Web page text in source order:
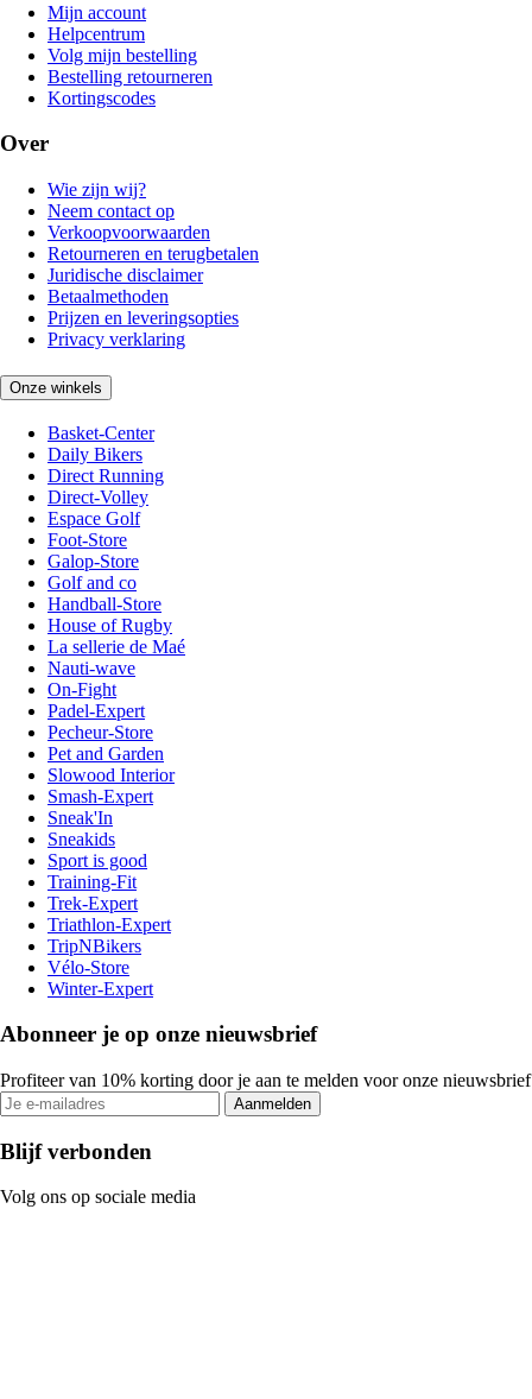
Mijn account
Helpcentrum
Volg mijn bestelling
Bestelling retourneren
Kortingscodes
Over
Wie zijn wij?
Neem contact op
Verkoopvoorwaarden
Retourneren en terugbetalen
Juridische disclaimer
Betaalmethoden
Prijzen en leveringsopties
Privacy verklaring
Onze winkels
Basket-Center
Daily Bikers
Direct Running
Direct-Volley
Espace Golf
Foot-Store
Galop-Store
Golf and co
Handball-Store
House of Rugby
La sellerie de Maé
Nauti-wave
On-Fight
Padel-Expert
Pecheur-Store
Pet and Garden
Slowood Interior
Smash-Expert
Sneak'In
Sneakids
Sport is good
Training-Fit
Trek-Expert
Triathlon-Expert
TripNBikers
Vélo-Store
Winter-Expert
Abonneer je op onze nieuwsbrief
Profiteer van 10% korting door je aan te melden voor onze nieuwsbrief
Aanmelden
Blijf verbonden
Volg ons op sociale media